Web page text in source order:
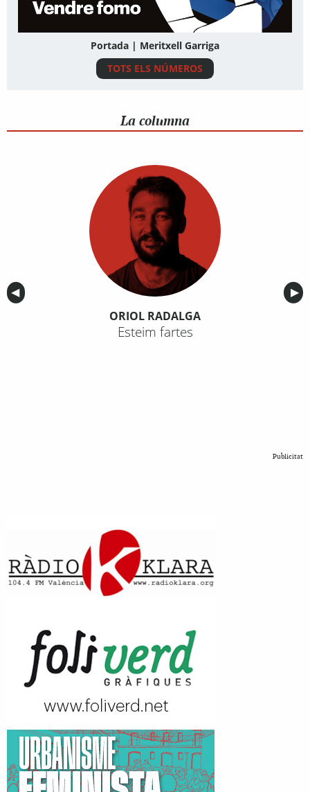
Portada | Meritxell Garriga
TOTS ELS NÚMEROS
La columna
Anterior
◀︎ ▶︎
ORIOL RADALGA
Esteim fartes
Publicitat